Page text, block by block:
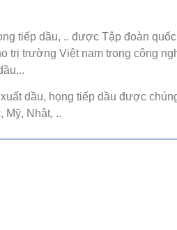
tiếp dầu, .. được Tập đoàn
trị trường Việt nam trong công
dầu, họng tiếp dầu được
Mỹ, Nhật, ..